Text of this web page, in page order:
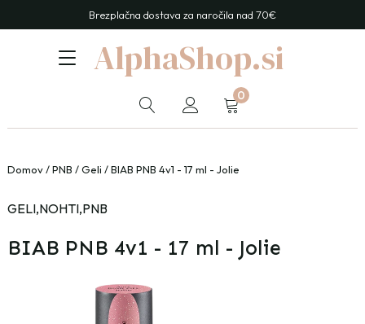
Brezplačna dostava za naročila nad 70€
AlphaShop.si
0
Domov/PNB /Geli / BIAB PNB 4v1 - 17 ml - Jolie
GELI,NOHTI,PNB
BIAB PNB 4v1 - 17 ml - Jolie